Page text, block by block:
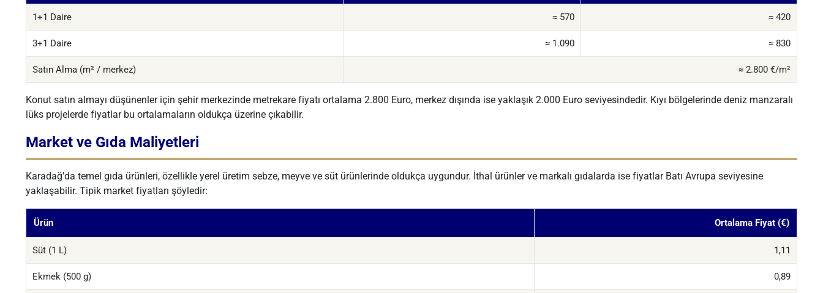
1+1 Daire ≈ 570 ≈ 420
3+1 Daire ≈ 1.090 ≈ 830
Satın Alma (m² / merkez) ≈ 2.800 €/m²
Konut satın almayı düşünenler için şehir merkezinde metrekare fiyatı ortalama 2.800 Euro, merkez dışında ise yaklaşık 2.000 Euro seviyesindedir. Kıyı bölgelerinde deniz manzaralı
lüks projelerde fiyatlar bu ortalamaların oldukça üzerine çıkabilir.
Market ve Gıda Maliyetleri
Karadağ'da temel gıda ürünleri, özellikle yerel üretim sebze, meyve ve süt ürünlerinde oldukça uygundur. İthal ürünler ve markalı gıdalarda ise fiyatlar Batı Avrupa seviyesine
yaklaşabilir. Tipik market fiyatları şöyledir:
Ürün Ortalama Fiyat (€)
Süt (1 L) 1,11
Ekmek (500 g) 0,89